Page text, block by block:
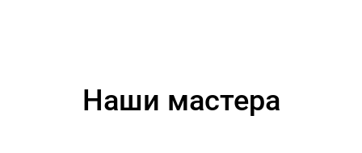
Наши мастера